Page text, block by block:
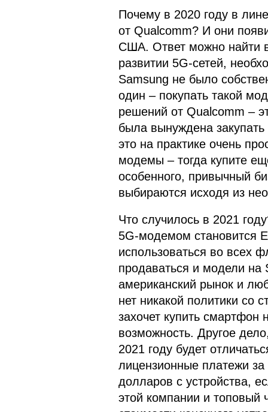
Почему в 2020 году в
от Qualcomm? И они
США. Ответ можно найти
развитии 5G-сетей,
Samsung не было
один – покупать такой
решений от Qualcomm –
была вынуждена
это на практике очень
модемы – тогда купите
особенного, привычный
выбираются исходя из
Что случилось в 2021
5G-модемом становится
использоваться во всех
продаваться и модели на
американский рынок и
нет никакой политики со
захочет купить смартфон
возможность. Другое
2021 году будет
лицензионные платежи за
долларов с устройства,
этой компании и топовый